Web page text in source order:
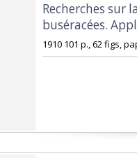
‎Recherches sur
buséracées.
‎1910 101 p., 62 figs,